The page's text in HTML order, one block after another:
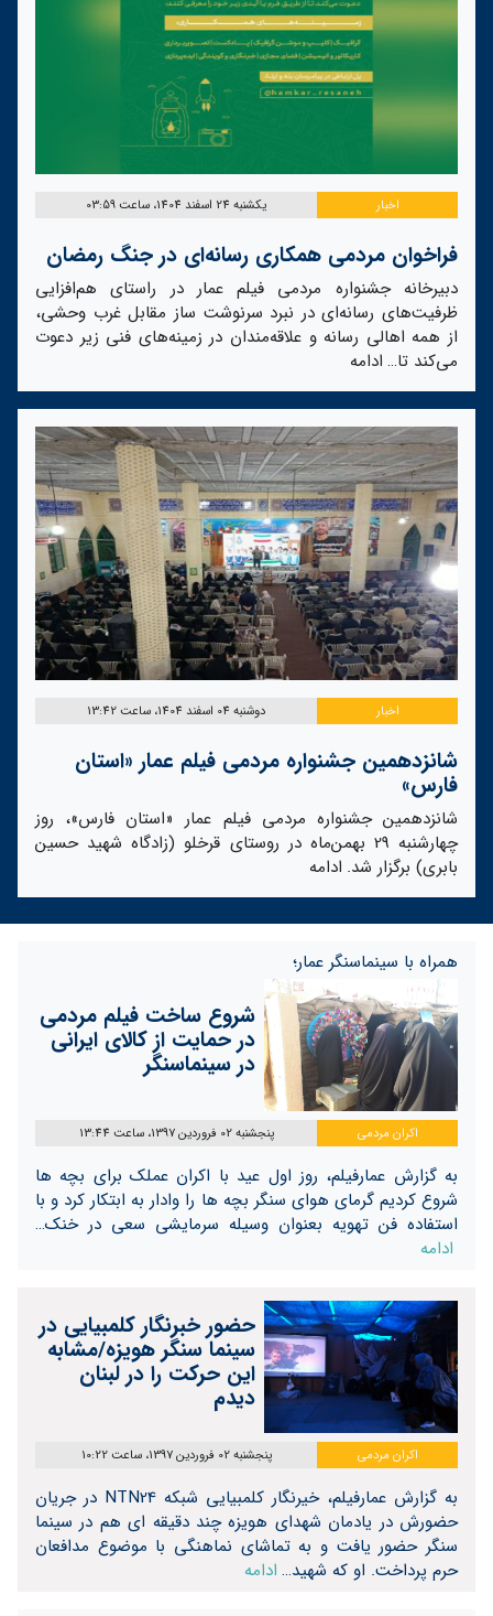
اخبار یکشنبه 24 اسفند 1404، ساعت 03:59
فراخوان مردمی همکاری رسانه‌ای در جنگ رمضان
دبیرخانه جشنواره مردمی فیلم عمار در راستای هم‌افزایی
ظرفیت‌های رسانه‌ای در نبرد سرنوشت ساز مقابل غرب وحشی،
از همه اهالی رسانه و علاقه‌مندان در زمینه‌های فنی زیر دعوت
می‌کند تا… ادامه
اخبار دوشنبه 04 اسفند 1404، ساعت 13:42
شانزدهمین جشنواره مردمی فیلم عمار «استان
فارس»
شانزدهمین جشنواره مردمی فیلم عمار «استان فارس»، روز
چهارشنبه 29 بهمن‌ماه در روستای قرخلو (زادگاه شهید حسین
بابری) برگزار شد. ادامه
همراه با سینماسنگر عمار؛
شروع ساخت فیلم مردمی
در حمایت از کالای ایرانی
در سینماسنگر
اکران مردمی پنجشنبه 02 فروردین 1397، ساعت 13:44
به گزارش عمارفیلم، روز اول عید با اکران عملک برای بچه ها
شروع کردیم گرمای هوای سنگر بچه ها را وادار به ابتکار کرد و با
استفاده فن تهویه بعنوان وسیله سرمایشی سعی در خنک…
ادامه
حضور خبرنگار کلمبیایی در
سینما سنگر هویزه/مشابه
این حرکت را در لبنان
دیدم
اکران مردمی پنجشنبه 02 فروردین 1397، ساعت 10:22
به گزارش عمارفیلم، خیرنگار کلمبیایی شبکه NTN24 در جریان
حضورش در یادمان شهدای هویزه چند دقیقه ای هم در سینما
سنگر حضور یافت و به تماشای نماهنگی با موضوع مدافعان
حرم پرداخت. او که شهید… ادامه